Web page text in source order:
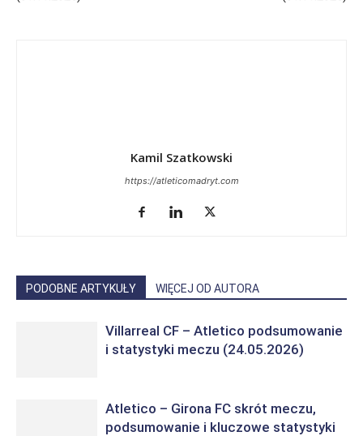
Kamil Szatkowski
https://atleticomadryt.com
PODOBNE ARTYKUŁY WIĘCEJ OD AUTORA
Villarreal CF – Atletico podsumowanie
i statystyki meczu (24.05.2026)
Atletico – Girona FC skrót meczu,
podsumowanie i kluczowe statystyki